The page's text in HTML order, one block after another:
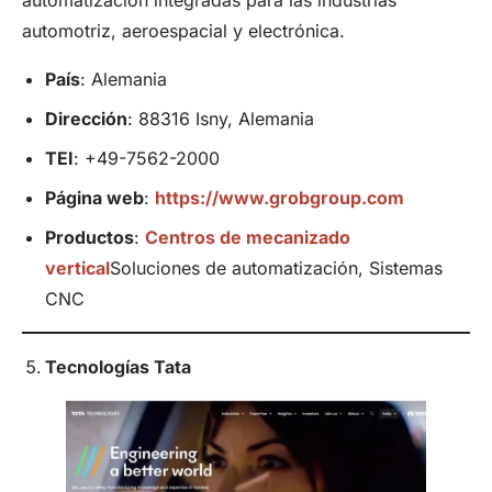
automotriz, aeroespacial y electrónica.
País: Alemania
Dirección: 88316 Isny, Alemania
TEI: +49-7562-2000
Página web: https://www.grobgroup.com
Productos: Centros de mecanizado
verticalSoluciones de automatización, Sistemas
CNC
Tecnologías Tata